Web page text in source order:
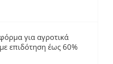
για αγροτικά
επιδότηση έως 60%